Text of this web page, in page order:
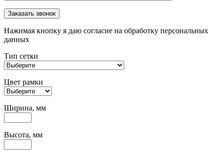
Заказать звонок
Нажимая кнопку я даю согласие на обработку персональных
данных
Тип сетки
Цвет рамки
Ширина, мм
Высота, мм